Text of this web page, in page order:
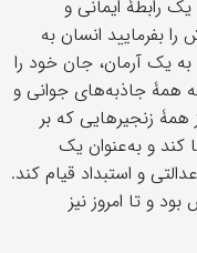
رابطۀ ایمانی و
بفرمایید انسان به
یک آرمان، جان خود را
همۀ جاذبه‌های جوانی و
زنجیرهایی که بر
و به‌عنوان یک
و استبداد قیام کند.
و تا امروز نیز